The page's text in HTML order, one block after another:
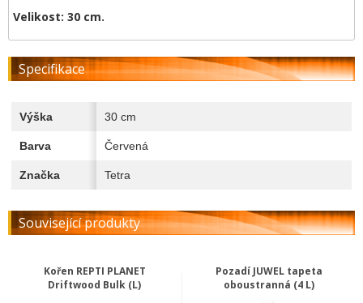
Velikost: 30 cm.
Specifikace
Výška 30 cm
Barva Červená
Značka Tetra
Související produkty
Kořen REPTI PLANET
Driftwood Bulk (L)
Pozadí JUWEL tapeta
oboustranná (4 L)